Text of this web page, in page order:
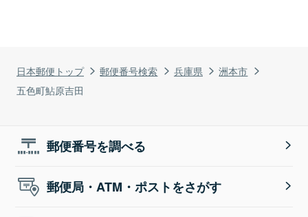
日本郵便トップ 郵便番号検索 兵庫県
洲本市
五色町鮎原吉田
郵便番号を調べる
郵便局・ATM・ポストをさがす